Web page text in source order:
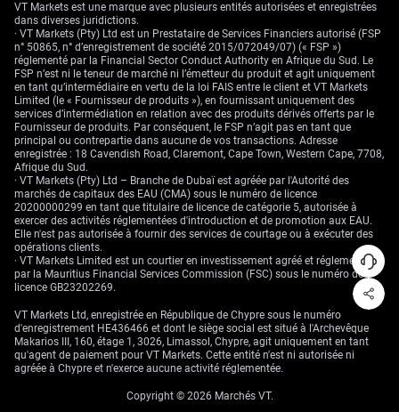
La menace sur l’agriculture se transmet directement à l’inflation des prix
alimentaires, un risque déjà mis en avant par la BCE. L’estimation flash
de l’IPC de la zone euro pour juin, publiée ce matin, a montré une
accélération de l’inflation alimentaire à 4,1 % sur un an, surprenant des
analystes qui anticipaient un repli. Nous estimons que des positions
longues sur des contrats à terme agricoles, comme le blé meunier sur
Euronext, offrent un moyen direct de se positionner sur ce scénario.
Ces pressions stagflationnistes — ralentissement de la croissance
combiné à une inflation persistante — dessinent une perspective
défavorable pour l’euro. À mesure que l’économie européenne perd de
l’élan relativement aux États-Unis, nous voyons une opportunité de
vendre des contrats à terme EUR/USD. Le marché ne semble pas avoir
pleinement intégré les dommages économiques récurrents que ces
événements climatiques infligeront au PIB de la zone euro.
VT Markets est une marque avec plusieurs entités autorisées et enregistrées
dans diverses juridictions.
· VT Markets (Pty) Ltd est un Prestataire de Services Financiers autorisé (FSP
n° 50865, n° d’enregistrement de société 2015/072049/07) (« FSP »)
réglementé par la Financial Sector Conduct Authority en Afrique du Sud. Le
FSP n’est ni le teneur de marché ni l’émetteur du produit et agit uniquement
en tant qu’intermédiaire en vertu de la loi FAIS entre le client et VT Markets
Limited (le « Fournisseur de produits »), en fournissant uniquement des
services d’intermédiation en relation avec des produits dérivés offerts par le
Fournisseur de produits. Par conséquent, le FSP n’agit pas en tant que
principal ou contrepartie dans aucune de vos transactions. Adresse
enregistrée : 18 Cavendish Road, Claremont, Cape Town, Western Cape, 7708,
Afrique du Sud.
· VT Markets (Pty) Ltd – Branche de Dubaï est agréée par l'Autorité des
marchés de capitaux des EAU (CMA) sous le numéro de licence
20200000299 en tant que titulaire de licence de catégorie 5, autorisée à
exercer des activités réglementées d'introduction et de promotion aux EAU.
Elle n'est pas autorisée à fournir des services de courtage ou à exécuter des
opérations clients.
· VT Markets Limited est un courtier en investissement agréé et réglementé
par la Mauritius Financial Services Commission (FSC) sous le numéro de
licence GB23202269.
VT Markets Ltd, enregistrée en République de Chypre sous le numéro
d'enregistrement HE436466 et dont le siège social est situé à l'Archevêque
Makarios III, 160, étage 1, 3026, Limassol, Chypre, agit uniquement en tant
qu'agent de paiement pour VT Markets. Cette entité n'est ni autorisée ni
agréée à Chypre et n'exerce aucune activité réglementée.
Copyright © 2026 Marchés VT.